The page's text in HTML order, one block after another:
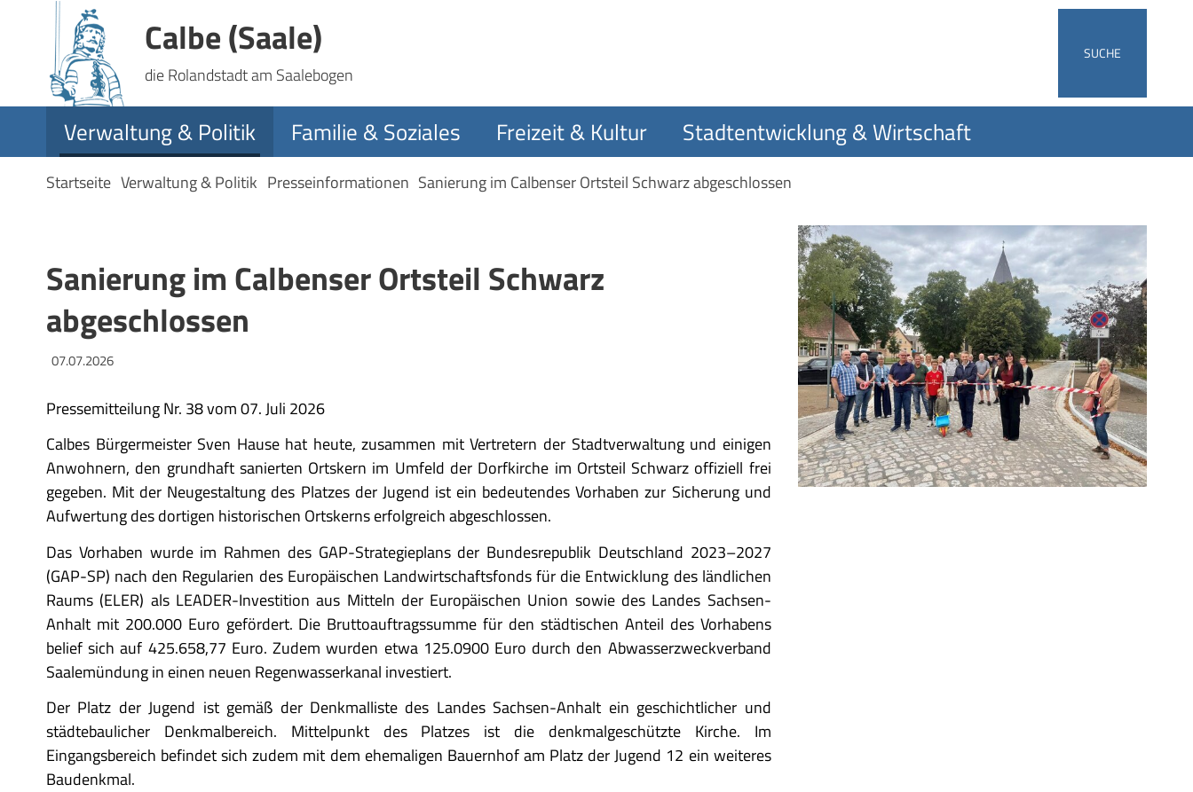
Calbe (Saale)
die Rolandstadt am Saalebogen
SUCHE
Verwaltung & Politik Familie & Soziales Freizeit & Kultur Stadtentwicklung & Wirtschaft
Startseite Verwaltung & Politik Presseinformationen Sanierung im Calbenser Ortsteil Schwarz abgeschlossen
Sanierung im Calbenser Ortsteil Schwarz
abgeschlossen
07.07.2026
Pressemitteilung Nr. 38 vom 07. Juli 2026
Calbes Bürgermeister Sven Hause hat heute, zusammen mit Vertretern der Stadtverwaltung und einigen
Anwohnern, den grundhaft sanierten Ortskern im Umfeld der Dorfkirche im Ortsteil Schwarz offiziell frei
gegeben. Mit der Neugestaltung des Platzes der Jugend ist ein bedeutendes Vorhaben zur Sicherung und
Aufwertung des dortigen historischen Ortskerns erfolgreich abgeschlossen.
Das Vorhaben wurde im Rahmen des GAP-Strategieplans der Bundesrepublik Deutschland 2023–2027
(GAP-SP) nach den Regularien des Europäischen Landwirtschaftsfonds für die Entwicklung des ländlichen
Raums (ELER) als LEADER-Investition aus Mitteln der Europäischen Union sowie des Landes Sachsen-
Anhalt mit 200.000 Euro gefördert. Die Bruttoauftragssumme für den städtischen Anteil des Vorhabens
belief sich auf 425.658,77 Euro. Zudem wurden etwa 125.0900 Euro durch den Abwasserzweckverband
Saalemündung in einen neuen Regenwasserkanal investiert.
Der Platz der Jugend ist gemäß der Denkmalliste des Landes Sachsen-Anhalt ein geschichtlicher und
städtebaulicher Denkmalbereich. Mittelpunkt des Platzes ist die denkmalgeschützte Kirche. Im
Eingangsbereich befindet sich zudem mit dem ehemaligen Bauernhof am Platz der Jugend 12 ein weiteres
Baudenkmal.